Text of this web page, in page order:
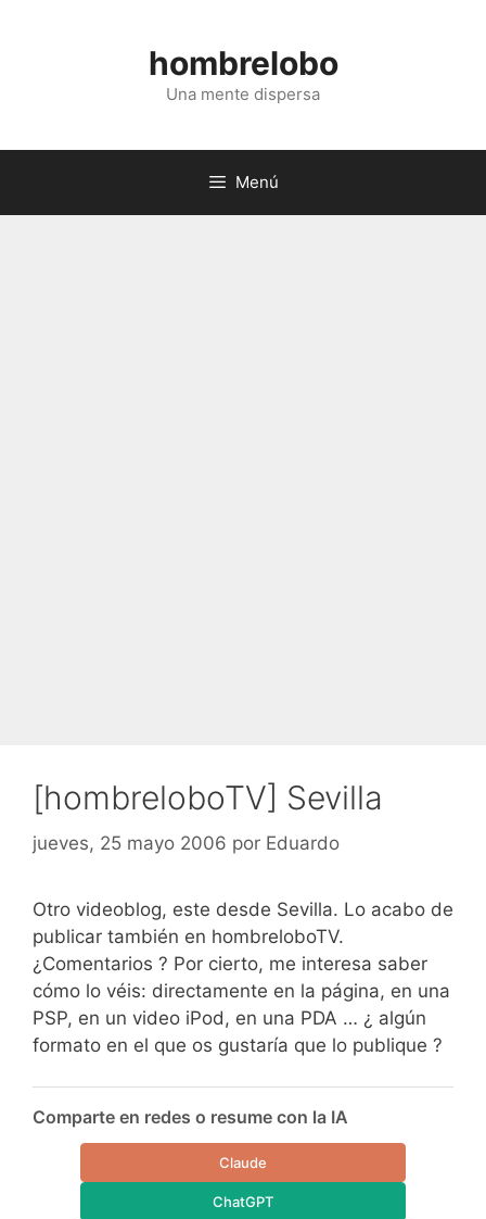
hombrelobo
Una mente dispersa
Menú
[hombreloboTV] Sevilla
jueves, 25 mayo 2006 por Eduardo
Otro videoblog, este desde Sevilla. Lo acabo de
publicar también en hombreloboTV.
¿Comentarios ? Por cierto, me interesa saber
cómo lo véis: directamente en la página, en una
PSP, en un video iPod, en una PDA … ¿ algún
formato en el que os gustaría que lo publique ?
Comparte en redes o resume con la IA
Claude
ChatGPT